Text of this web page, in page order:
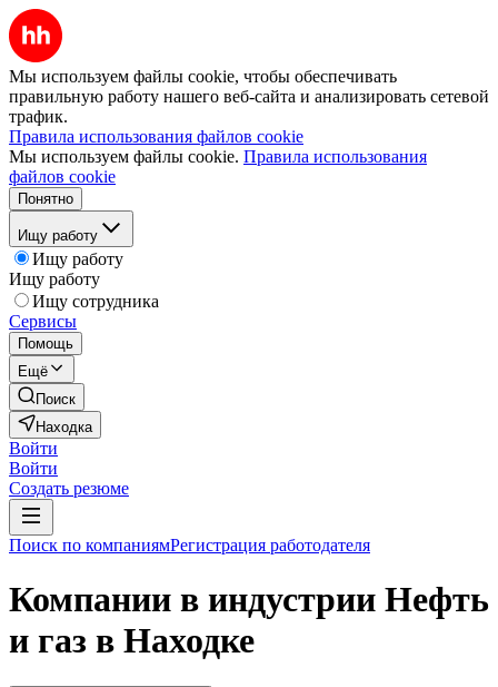
Мы используем файлы cookie, чтобы обеспечивать
правильную работу нашего веб-сайта и анализировать сетевой
трафик.
Правила использования файлов cookie
Мы используем файлы cookie. Правила использования
файлов cookie
Понятно
Ищу работу
Ищу работу
Ищу работу
Ищу сотрудника
Сервисы
Помощь
Ещё
Поиск
Находка
Войти
Войти
Создать резюме
Поиск по компаниямРегистрация работодателя
Компании в индустрии Нефть
и газ в Находке